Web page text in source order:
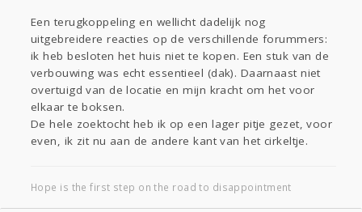
Een terugkoppeling en wellicht dadelijk nog
uitgebreidere reacties op de verschillende forummers:
ik heb besloten het huis niet te kopen. Een stuk van de
verbouwing was echt essentieel (dak). Daarnaast niet
overtuigd van de locatie en mijn kracht om het voor
elkaar te boksen.
De hele zoektocht heb ik op een lager pitje gezet, voor
even, ik zit nu aan de andere kant van het cirkeltje.
Hope is the first step on the road to disappointment